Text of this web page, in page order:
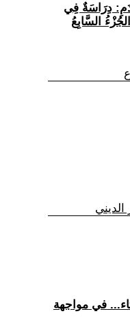
دِرَاسَةٌ فِي
السَّابِعُ
الديني
في مواجهة